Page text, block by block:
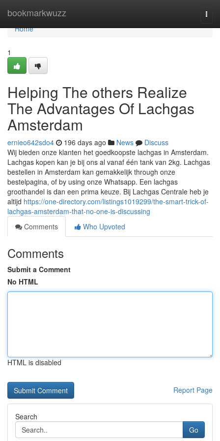
bookmarkwuzz
Home
Home
1
Helping The others Realize
The Advantages Of Lachgas
Amsterdam
ernieo642sdo4 196 days ago News
Discuss
Wij bieden onze klanten het goedkoopste lachgas in Amsterdam.
Lachgas kopen kan je bij ons al vanaf één tank van 2kg. Lachgas
bestellen in Amsterdam kan gemakkelijk through onze
bestelpagina, of by using onze Whatsapp. Een lachgas
groothandel is dan een prima keuze. Bij Lachgas Centrale heb je
altijd https://one-directory.com/listings1019299/the-smart-trick-of-
lachgas-amsterdam-that-no-one-is-discussing
Comments
Who Upvoted
Comments
Submit a Comment
No HTML
HTML is disabled
Report Page
Search
Go